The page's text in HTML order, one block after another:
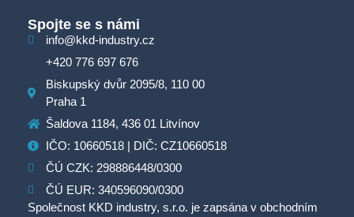
Spojte se s námi
info@kkd-industry.cz
+420 776 697 676
Biskupský dvůr 2095/8, 110 00
Praha 1
Šaldova 1184, 436 01 Litvínov
IČO: 10660518 | DIČ: CZ10660518
ČÚ CZK: 298886448/0300
ČÚ EUR: 340596090/0300
Společnost KKD industry, s.r.o. je zapsána v obchodním